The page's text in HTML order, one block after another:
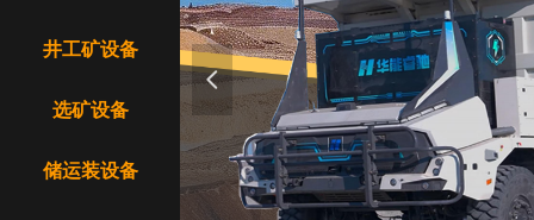
넳
井工矿设备
选矿设备
储运装设备